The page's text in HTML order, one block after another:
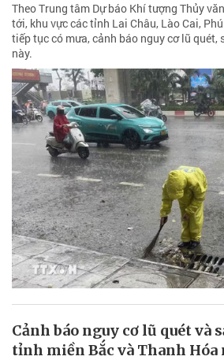
Theo Trung tâm Dự báo Khí tượng Thủy
tới, khu vực các tỉnh Lai Châu, Lào Cai,
tiếp tục có mưa, cảnh báo nguy cơ lũ quét,
này.
Cảnh báo nguy cơ lũ quét và
tỉnh miền Bắc và Thanh Hóa